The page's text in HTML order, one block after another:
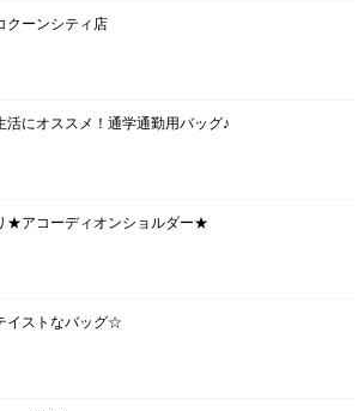
クーンシティ店
活にオススメ！通学通勤用バッグ♪
★アコーディオンショルダー★
イストなバッグ☆